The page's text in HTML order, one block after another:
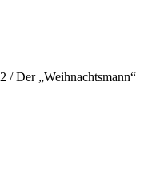
2 / Der „Weihnachtsmann“